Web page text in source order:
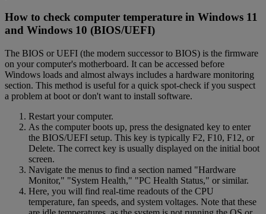
How to check computer temperature in Windows 11
and Windows 10 (BIOS/UEFI)
The BIOS or UEFI (the modern successor to BIOS) is the firmware
on your computer's motherboard. It can be accessed before
Windows loads and almost always includes a hardware monitoring
section. This method is useful for a quick spot-check if you suspect
a problem at boot or don't want to install software.
Restart your computer.
As the computer boots up, press the designated key to enter
the BIOS/UEFI setup. This key is typically F2, F10, F12, or
Delete. The correct key is usually displayed on the initial boot
screen.
Navigate the menus to find a section named "Hardware
Monitor," "System Health," "PC Health Status," or similar.
Here, you will find real-time readouts of the CPU
temperature, fan speeds, and system voltages. Note that these